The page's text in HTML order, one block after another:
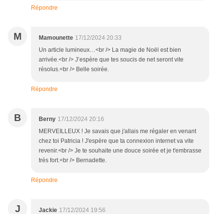
Répondre
M Mamounette 17/12/2024 20:33
Un article lumineux…<br /> La magie de Noël est bien
arrivée.<br /> J’espère que tes soucis de net seront vite
résolus.<br /> Belle soirée.
Répondre
B Berny 17/12/2024 20:16
MERVEILLEUX ! Je savais que j'allais me régaler en venant
chez toi Patricia ! J'espère que ta connexion internet va vite
revenir.<br /> Je te souhaite une douce soirée et je t'embrasse
très fort.<br /> Bernadette.
Répondre
J Jackie 17/12/2024 19:56